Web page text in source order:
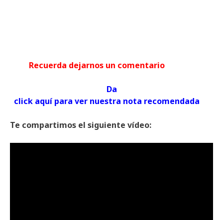
Recuerda dejarnos un comentario
Da
click aquí para ver nuestra nota recomendada
Te compartimos el siguiente vídeo: